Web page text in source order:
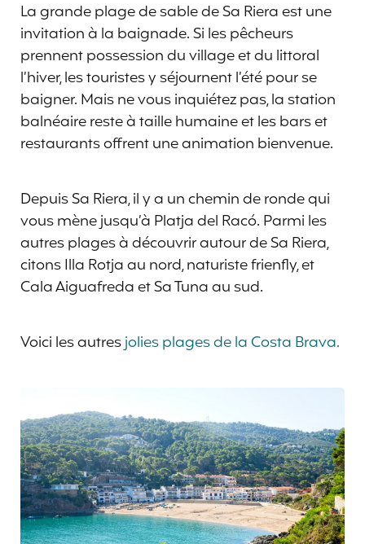
La grande plage de sable de Sa Riera est une
invitation à la baignade. Si les pêcheurs
prennent possession du village et du littoral
l’hiver, les touristes y séjournent l’été pour se
baigner. Mais ne vous inquiétez pas, la station
balnéaire reste à taille humaine et les bars et
restaurants offrent une animation bienvenue.
Depuis Sa Riera, il y a un chemin de ronde qui
vous mène jusqu’à Platja del Racó. Parmi les
autres plages à découvrir autour de Sa Riera,
citons Illa Rotja au nord, naturiste frienfly, et
Cala Aiguafreda et Sa Tuna au sud.
Voici les autresjolies plages de la Costa Brava.